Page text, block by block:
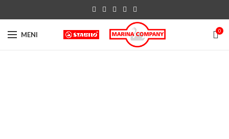
MENI 0